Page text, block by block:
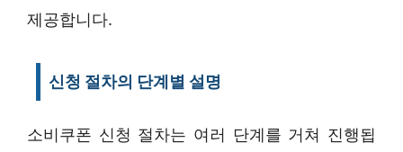
제공합니다.
신청 절차의 단계별 설명
소비쿠폰 신청 절차는 여러 단계를 거쳐 진행됩